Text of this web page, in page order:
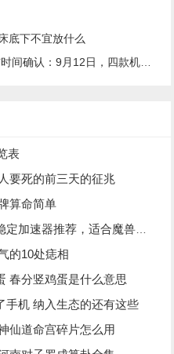
底下不宜放什么
认：9月12日，四款机型，最最贵
表
要死的前三天的征兆
算命简单
，适合魔兽世界乌龟服亚服加速器
的10处痣相
春分竖鸡蛋是什么意思
手机 纳入生态的还有这些
仙道命宫碎片怎么用